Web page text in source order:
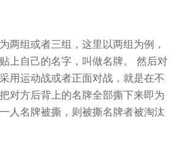
两组或者三组，这里以两组为例，
上自己的名字，叫做名牌。 然后对
用运动战或者正面对战，就是在不
对方后背上的名牌全部撕下来即为
人名牌被撕，则被撕名牌者被淘汰